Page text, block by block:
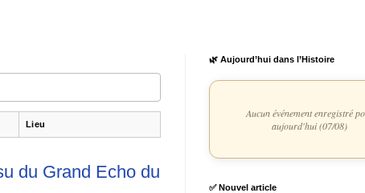
Lieu
du Grand Echo du
🌿 Aujourd’hui dans l’Histoire
Aucun événement enregistré
aujourd'hui (07/08)
✅ Nouvel article